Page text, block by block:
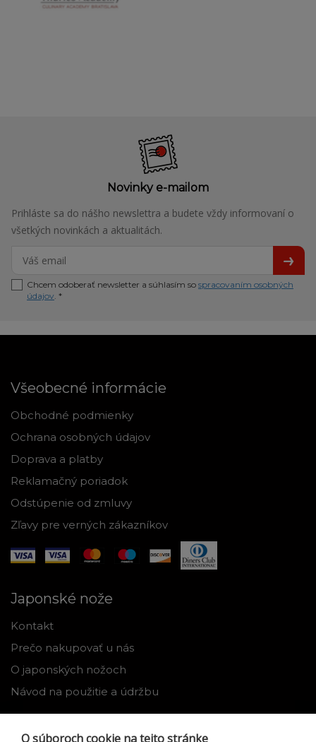
Novinky e-mailom
Prihláste sa do nášho newslettra a budete vždy informovaní o
všetkých novinkách a aktualitách.
Chcem odoberať newsletter a súhlasím so spracovaním osobných
údajov. *
Všeobecné informácie
Obchodné podmienky
Ochrana osobných údajov
Doprava a platby
Reklamačný poriadok
Odstúpenie od zmluvy
Zľavy pre verných zákazníkov
Japonské nože
Kontakt
Prečo nakupovať u nás
O japonských nožoch
Návod na použitie a údržbu
O súboroch cookie na tejto stránke